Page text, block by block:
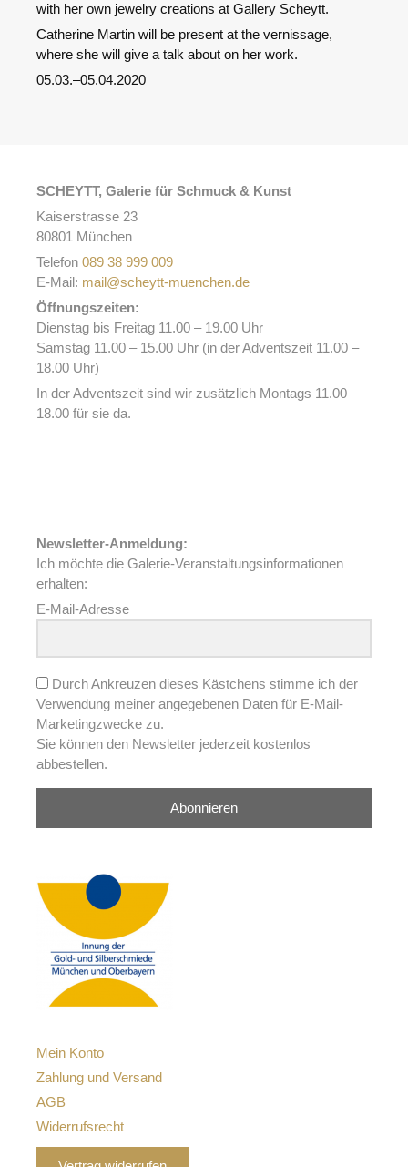
with her own jewelry creations at Gallery Scheytt.
Catherine Martin will be present at the vernissage,
where she will give a talk about on her work.
05.03.–05.04.2020
SCHEYTT, Galerie für Schmuck & Kunst
Kaiserstrasse 23
80801 München
Telefon 089 38 999 009
E-Mail: mail@scheytt-muenchen.de
Öffnungszeiten:
Dienstag bis Freitag 11.00 – 19.00 Uhr
Samstag 11.00 – 15.00 Uhr (in der Adventszeit 11.00 –
18.00 Uhr)
In der Adventszeit sind wir zusätzlich Montags 11.00 –
18.00 für sie da.
Newsletter-Anmeldung:
Ich möchte die Galerie-Veranstaltungsinformationen
erhalten:
E-Mail-Adresse
Durch Ankreuzen dieses Kästchens stimme ich der
Verwendung meiner angegebenen Daten für E-Mail-
Marketingzwecke zu.
Sie können den Newsletter jederzeit kostenlos
abbestellen.
Abonnieren
Mein Konto
Zahlung und Versand
AGB
Widerrufsrecht